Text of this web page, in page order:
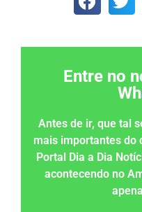
Entre no
Antes de ir, que tal
mais importantes do
Portal Dia a Dia
acontecendo no